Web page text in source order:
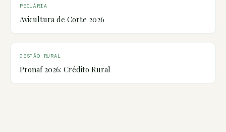
PECUÁRIA
Avicultura de Corte 2026
GESTÃO RURAL
Pronaf 2026: Crédito Rural